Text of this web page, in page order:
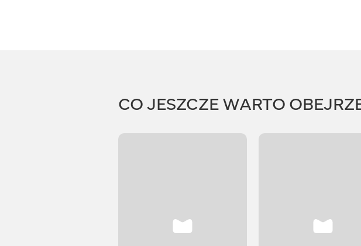
CO JESZCZE WARTO